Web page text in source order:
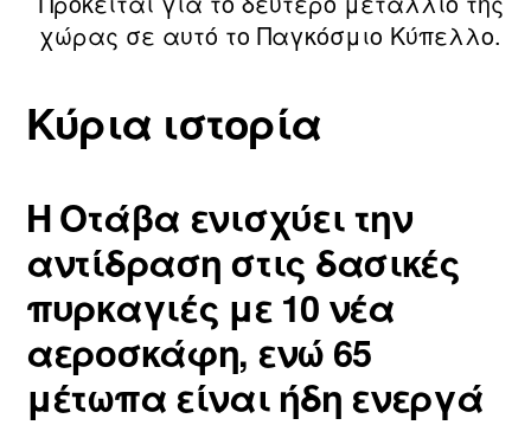
χώρας σε αυτό το Παγκόσμιο Κύπελλο.
Κύρια ιστορία
Η Οτάβα ενισχύει την
αντίδραση στις δασικές
πυρκαγιές με 10 νέα
αεροσκάφη, ενώ 65
μέτωπα είναι ήδη ενεργά